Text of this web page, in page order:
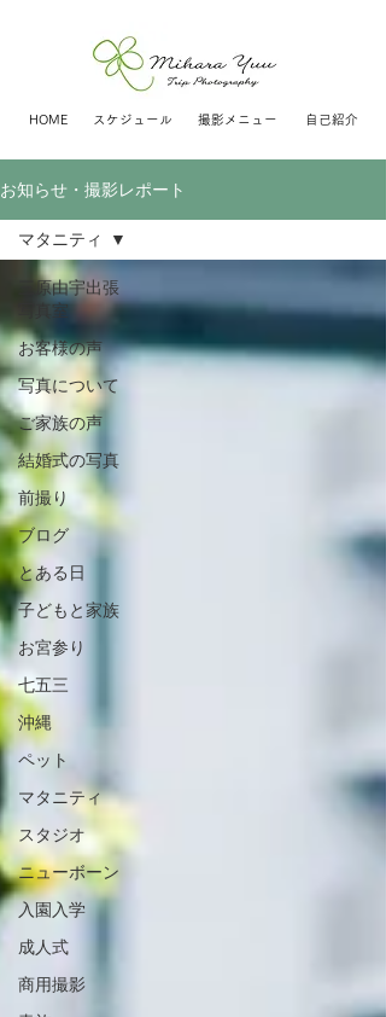
HOME スケジュール 撮影メニュー 自己紹介
お知らせ・撮影レポート
三原由宇出張
写真室
お客様の声
写真について
ご家族の声
結婚式の写真
前撮り
ブログ
とある日
子どもと家族
お宮参り
七五三
沖縄
ペット
マタニティ
スタジオ
ニューボーン
入園入学
成人式
商用撮影
マタニティ